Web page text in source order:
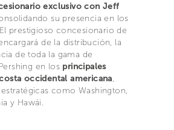
exclusivo con Jeff
su presencia en los
prestigioso concesionario de
de la distribución, la
de toda la gama de
en los principales
occidental americana,
como Washington,
y Hawái.